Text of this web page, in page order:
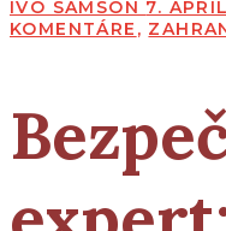
IVO SAMSON 7.
KOMENTÁRE ,